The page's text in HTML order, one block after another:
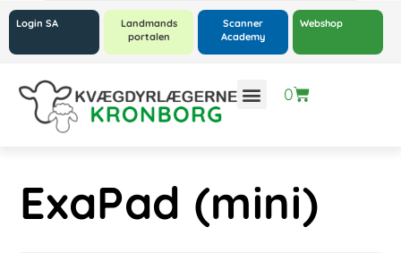
Login SA
Landmands
portalen
Scanner
Academy
Webshop
0
ExaPad (mini)